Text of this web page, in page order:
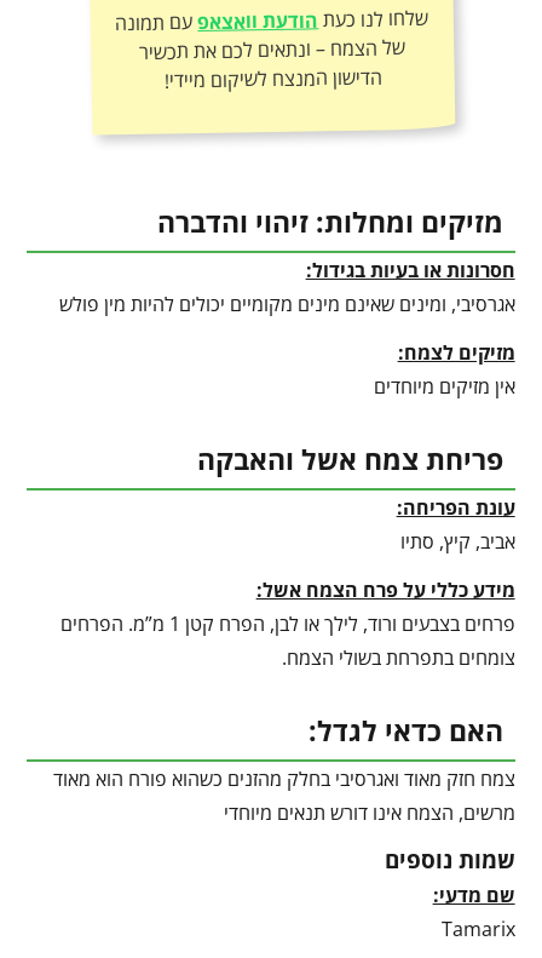
שלחו לנו כעתהודעת וואצאפעם תמונה
של הצמח – ונתאים לכם את תכשיר
הדישון המנצח לשיקום מיידי!
מזיקים ומחלות: זיהוי והדברה
חסרונות או בעיות בגידול:
אגרסיבי, ומינים שאינם מינים מקומיים יכולים להיות מין פולש
מזיקים לצמח:
אין מזיקים מיוחדים
פריחת צמח אשל והאבקה
עונת הפריחה:
אביב, קיץ, סתיו
מידע כללי על פרח הצמח אשל:
פרחים בצבעים ורוד, לילך או לבן, הפרח קטן 1 מ”מ. הפרחים
צומחים בתפרחת בשולי הצמח.
האם כדאי לגדל:
צמח חזק מאוד ואגרסיבי בחלק מהזנים כשהוא פורח הוא מאוד
מרשים, הצמח אינו דורש תנאים מיוחדי
שמות נוספים
שם מדעי:
Tamarix